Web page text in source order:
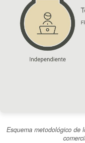
Esquema metodológico de